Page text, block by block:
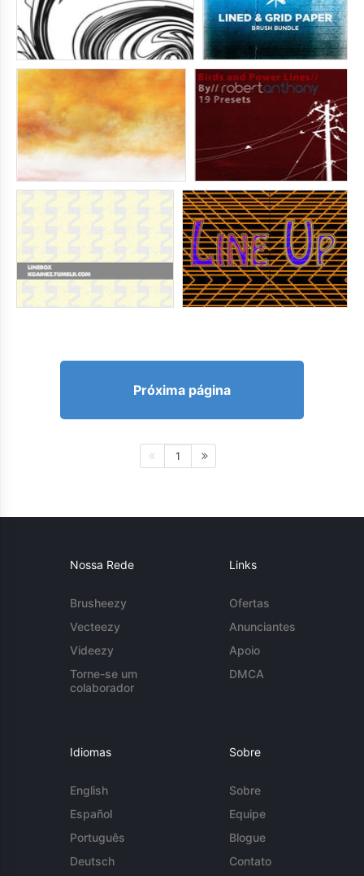
Próxima página
1
Nossa Rede
Brusheezy
Vecteezy
Videezy
Torne-se um
colaborador
Links
Ofertas
Anunciantes
Apoio
DMCA
Idiomas
English
Español
Português
Deutsch
Sobre
Sobre
Equipe
Blogue
Contato